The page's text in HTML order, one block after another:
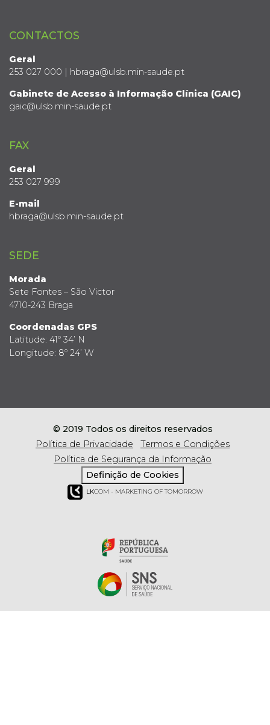
CONTACTOS
Geral
253 027 000 | hbraga@ulsb.min-saude.pt
Gabinete de Acesso à Informação Clínica (GAIC)
gaic@ulsb.min-saude.pt
FAX
Geral
253 027 999
E-mail
hbraga@ulsb.min-saude.pt
SEDE
Morada
Sete Fontes – São Victor
4710-243 Braga
Coordenadas GPS
Latitude: 41º 34’ N
Longitude: 8º 24’ W
© 2019 Todos os direitos reservados
Política de Privacidade
Termos e Condições
Política de Segurança da Informação
Definição de Cookies
LKCOM - MARKETING OF TOMORROW